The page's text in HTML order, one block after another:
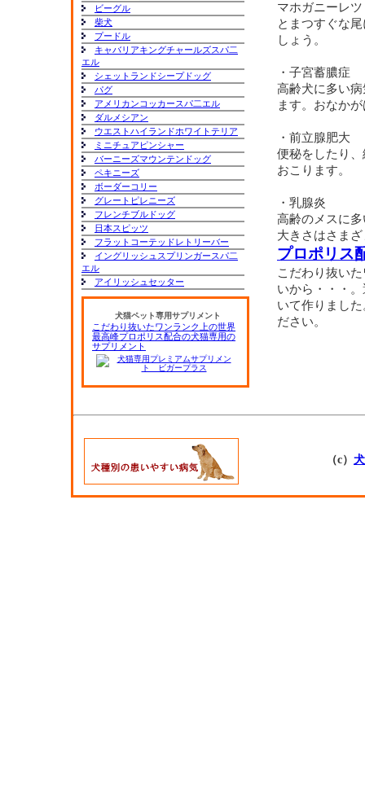
マホガニーレ
とまつすぐな
しょう。
・子宮蓄膿症
高齢犬に多い
ます。おなか
・前立腺肥大
便秘をしたり
おこります。
・乳腺炎
高齢のメスに
大きさはさま
プロポリス
こだわり抜い
いから・・・
いて作りまし
ださい。
ビーグル
柴犬
プードル
キャバリアキングチャールズスパ二
エル
シェットランドシープドッグ
パグ
アメリカンコッカースパ二エル
ダルメシアン
ウエストハイランドホワイトテリア
ミニチュアピンシャー
バーニーズマウンテンドッグ
ペキニーズ
ボーダーコリー
グレートピレニーズ
フレンチブルドッグ
日本スピッツ
フラットコーテッドレトリーバー
イングリッシュスプリンガースパ二
エル
アイリッシュセッター
犬猫ペット専用サプリメント
こだわり抜いたワンランク上の世界
最高峰プロポリス配合の犬猫専用の
サプリメント
（c）